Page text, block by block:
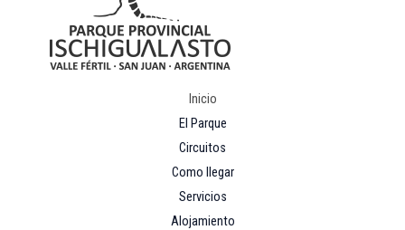
Inicio
El Parque
Circuitos
Como llegar
Servicios
Alojamiento